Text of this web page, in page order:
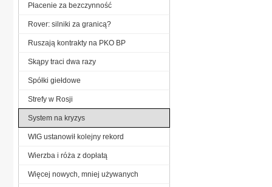
Płacenie za bezczynność
Rover: silniki za granicą?
Ruszają kontrakty na PKO BP
Skąpy traci dwa razy
Spółki giełdowe
Strefy w Rosji
System na kryzys
WIG ustanowił kolejny rekord
Wierzba i róża z dopłatą
Więcej nowych, mniej używanych